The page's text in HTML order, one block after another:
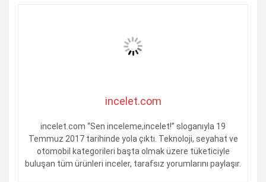
incelet.com
incelet.com “Sen inceleme,incelet!” sloganıyla 19
Temmuz 2017 tarihinde yola çıktı. Teknoloji, seyahat ve
otomobil kategorileri başta olmak üzere tüketiciyle
buluşan tüm ürünleri inceler, tarafsız yorumlarını paylaşır.